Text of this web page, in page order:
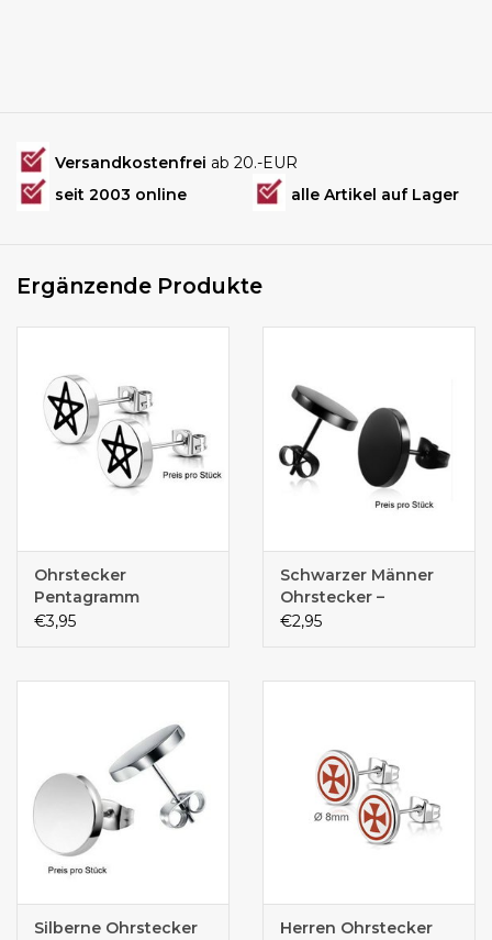
Versandkostenfrei ab 20.-EUR
seit 2003 online
alle Artikel auf Lager
Ergänzende Produkte
Ohrstecker
Pentagramm
€3,95
Schwarzer Männer
Ohrstecker –
Edelstahl | 5, 6 & 8
€2,95
Silberne Ohrstecker
Herren Ohrstecker